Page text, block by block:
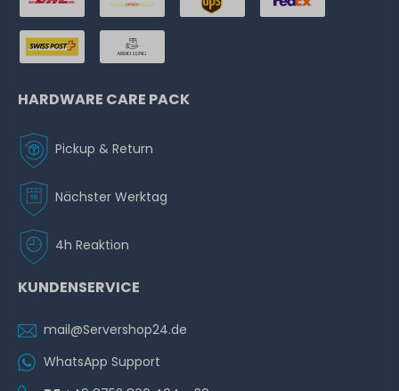
HARDWARE CARE PACK
Pickup & Return
Nächster Werktag
4h Reaktion
KUNDENSERVICE
mail@Servershop24.de
WhatsApp Support